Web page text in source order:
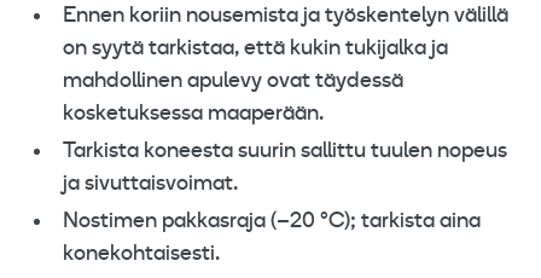
Ennen koriin nousemista ja työskentelyn välillä
on syytä tarkistaa, että kukin tukijalka ja
mahdollinen apulevy ovat täydessä
kosketuksessa maaperään.
Tarkista koneesta suurin sallittu tuulen nopeus
ja sivuttaisvoimat.
Nostimen pakkasraja (–20 °C); tarkista aina
konekohtaisesti.